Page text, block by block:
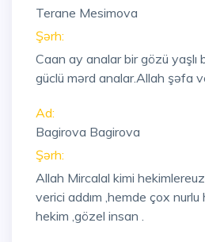
Terane Mesimova
Şərh:
Caan ay analar bir gözü yaşlı
güclü mərd analar.Allah şəfa
Ad:
Bagirova Bagirova
Şərh:
Allah Mircalal kimi
verici addım ,hemde çox
hekim ,gözel insan .